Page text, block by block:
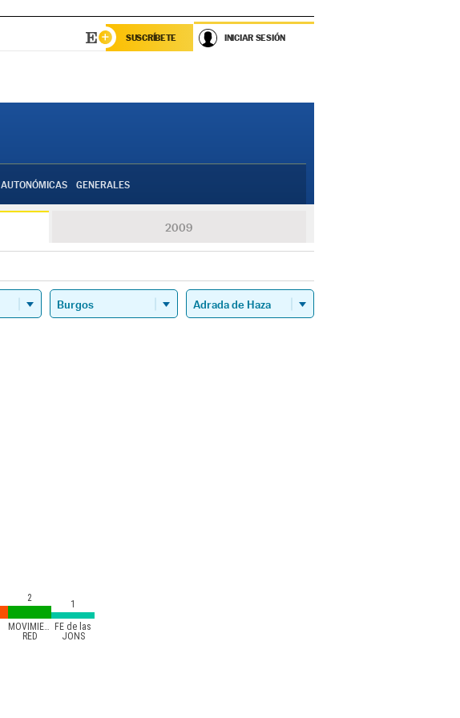
SUSCRÍBETE INICIAR SESIÓN
AUTONÓMICAS GENERALES
2009
MOVIMIENTO
RED
FE de las
JONS
2
1